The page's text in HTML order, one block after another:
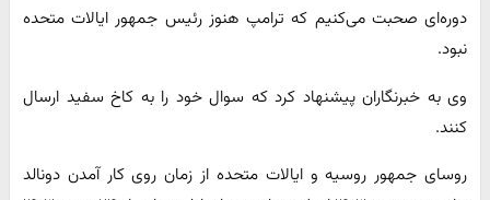
دوره‌ای صحبت می‌کنیم که ترامپ هنوز رئیس جمهور ایالات متحده
نبود.
وی به خبرنگاران پیشنهاد کرد که سوال خود را به کاخ سفید ارسال
کنند.
روسای جمهور روسیه و ایالات متحده از زمان روی کار آمدن دونالد